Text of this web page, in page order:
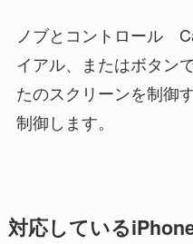
ノブとコントロール
イアル、またはボタン
たのスクリーンを制御
制御します。
対応している